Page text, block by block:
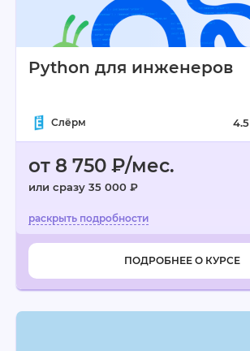
Python для инженеров
Слёрм 4.5
от 8 750 ₽/мес.
или сразу 35 000 ₽
ПОДРОБНЕЕ О КУРСЕ